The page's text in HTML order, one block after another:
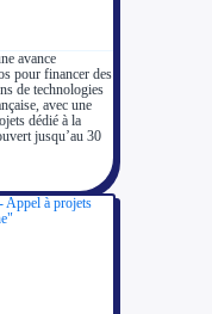
avance
pour financer des
de technologies
avec une
dédié à la
jusqu’au 30
Appel à projets